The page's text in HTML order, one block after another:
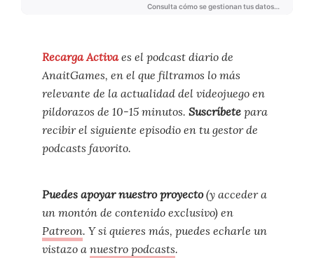
Recarga Activaes el podcast diario de
AnaitGames, en el que filtramos lo más
relevante de la actualidad del videojuego en
pildorazos de 10-15 minutos. Suscríbetepara
recibir el siguiente episodio en tu gestor de
podcasts favorito.
Puedes apoyar nuestro proyecto(y acceder a
un montón de contenido exclusivo) en
Patreon. Y si quieres más, puedes echarle un
vistazo anuestro podcasts.